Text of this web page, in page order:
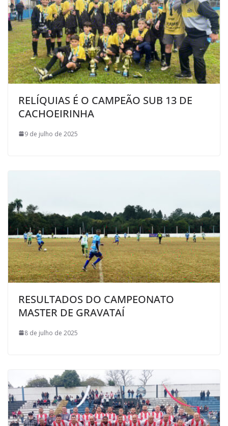
RELÍQUIAS É O CAMPEÃO SUB 13 DE
CACHOEIRINHA
9 de julho de 2025
RESULTADOS DO CAMPEONATO
MASTER DE GRAVATAÍ
8 de julho de 2025